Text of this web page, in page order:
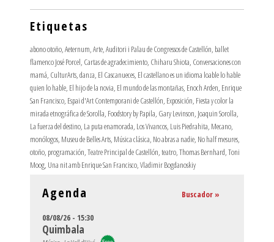
Etiquetas
abono otoño,Aeternum,Arte,Auditori i Palau de Congressos de Castellón, ballet
flamenco José Porcel, Cartas de agradecimiento, Chiharu Shiota, Conversaciones con
mamá, CulturArts,danza, El Cascanueces, El castellano es un idioma loable lo hable
quien lo hable, El hijo de la novia, El mundo de las montañas, Enoch Arden, Enrique
San Francisco, Espai d'Art Contemporani de Castellón, Exposición, Fiesta y color la
mirada etnográfica de Sorolla, Foodstory by Papila, Gary Levinson, Joaquin Sorolla,
La fuerza del destino, La puta enamorada, Los Vivancos, Luis Piedrahita, Mecano,
monólogos, Museu de Belles Arts, Música clásica, No abras a nadie, No half mesures,
otoño, programación,Teatre Principal de Castellón,teatro,Thomas Bernhard,Toni
Moog, Una nit amb Enrique San Francisco,Vladimir Bogdanoskiy
Agenda Buscador »
08/08/26 - 15:30
Quimbala